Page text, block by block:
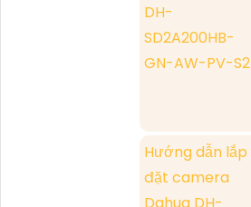
DH-
SD2A200HB-
GN-AW-PV-S2
Hướng dẫn lắp
đặt camera
Dahua DH-